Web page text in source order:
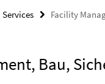
Services Facility
Bau,